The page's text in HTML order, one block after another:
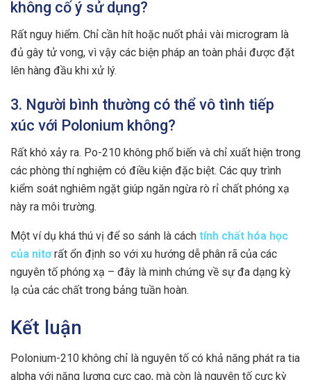
không cố ý sử dụng?
Rất nguy hiểm. Chỉ cần hít hoặc nuốt phải vài microgram là
đủ gây tử vong, vì vậy các biện pháp an toàn phải được đặt
lên hàng đầu khi xử lý.
3. Người bình thường có thể vô tình tiếp
xúc với Polonium không?
Rất khó xảy ra. Po-210 không phổ biến và chỉ xuất hiện trong
các phòng thí nghiệm có điều kiện đặc biệt. Các quy trình
kiểm soát nghiêm ngặt giúp ngăn ngừa rò rỉ chất phóng xạ
này ra môi trường.
Một ví dụ khá thú vị để so sánh là cách tính chất hóa học
của nitơrất ổn định so với xu hướng dễ phân rã của các
nguyên tố phóng xạ – đây là minh chứng về sự đa dạng kỳ
lạ của các chất trong bảng tuần hoàn.
Kết luận
Polonium-210 không chỉ là nguyên tố có khả năng phát ra tia
alpha với năng lượng cực cao, mà còn là nguyên tố cực kỳ